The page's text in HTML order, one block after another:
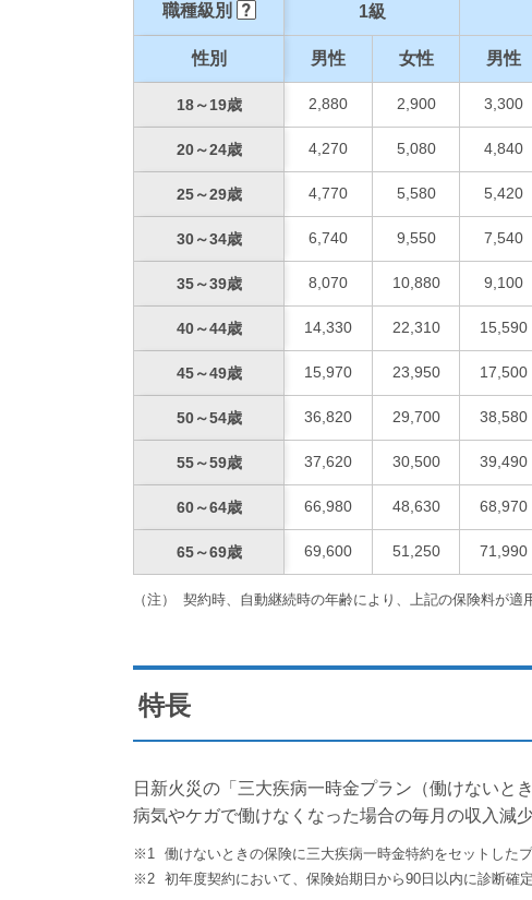
職種級別 1級
性別 男性 女性 男性
18～19歳 2,880 2,900 3,300
20～24歳 4,270 5,080 4,840
25～29歳 4,770 5,580 5,420
30～34歳 6,740 9,550 7,540
35～39歳 8,070 10,880 9,100
40～44歳 14,330 22,310 15,590
45～49歳 15,970 23,950 17,500
50～54歳 36,820 29,700 38,580
55～59歳 37,620 30,500 39,490
60～64歳 66,980 48,630 68,970
65～69歳 69,600 51,250 71,990
契約時、自動継続時の年齢により、上記の保険料が適
特長
日新火災の「三大疾病一時金プラン（働けないと
病気やケガで働けなくなった場合の毎月の収入減
働けないときの保険に三大疾病一時金特約をセットしたプ
初年度契約において、保険始期日から90日以内に診断確